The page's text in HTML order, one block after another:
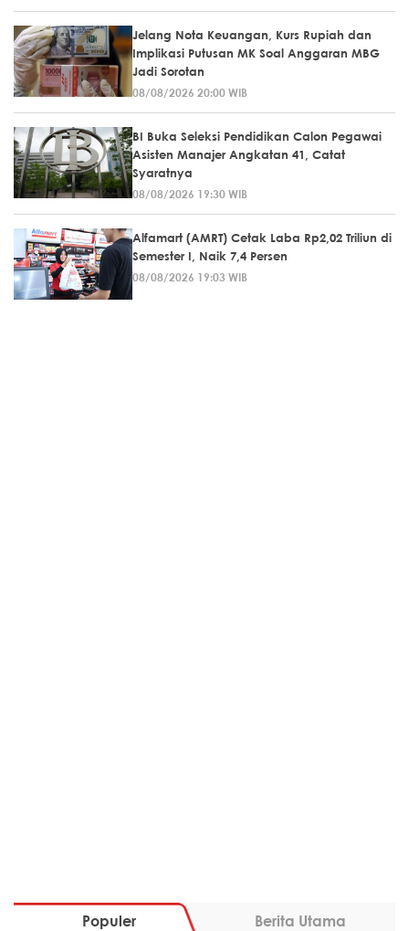
Jelang Nota Keuangan, Kurs Rupiah dan
Implikasi Putusan MK Soal Anggaran MBG
Jadi Sorotan
08/08/2026 20:00 WIB
BI Buka Seleksi Pendidikan Calon Pegawai
Asisten Manajer Angkatan 41, Catat
Syaratnya
08/08/2026 19:30 WIB
Alfamart (AMRT) Cetak Laba Rp2,02 Triliun di
Semester I, Naik 7,4 Persen
08/08/2026 19:03 WIB
Populer Berita Utama